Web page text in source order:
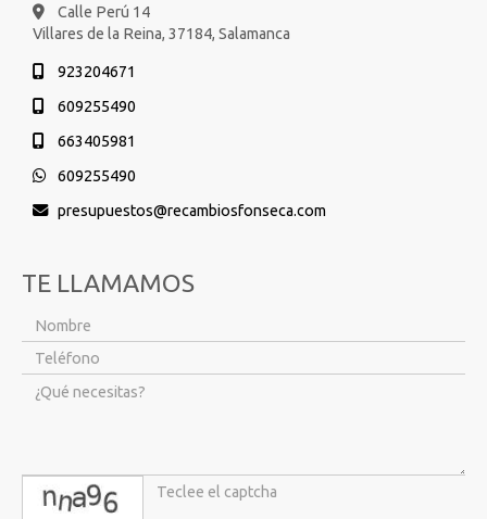
Calle Perú 14
Villares de la Reina, 37184, Salamanca
923204671
609255490
663405981
609255490
presupuestos
recambiosfonseca.com
TE LLAMAMOS
captcha